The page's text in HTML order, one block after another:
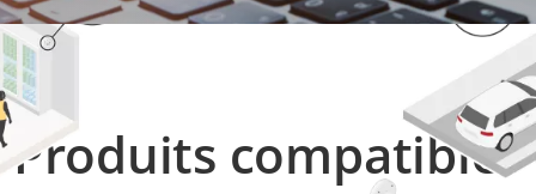
Produits compatibles